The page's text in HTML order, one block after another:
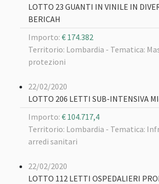
LOTTO 23 GUANTI IN VINILE IN
BERICAH
Importo: € 174.382
Territorio: Lombardia - Tematica:
protezioni
22/02/2020
LOTTO 206 LETTI SUB-INTENSIVA
Importo: € 104.717,4
Territorio: Lombardia - Tematica:
arredi sanitari
22/02/2020
LOTTO 112 LETTI OSPEDALIERI